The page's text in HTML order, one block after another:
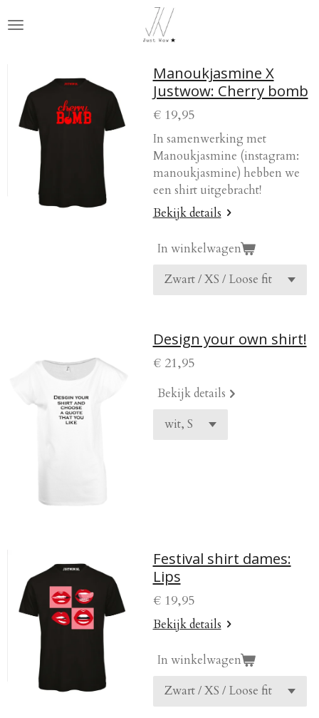
direct
hoofdinhoud
Manoukjasmine X
Justwow: Cherry bomb
€ 19,95
In samenwerking met
Manoukjasmine (instagram:
manoukjasmine) hebben we
een shirt uitgebracht!
Bekijk details
In winkelwagen
Design your own shirt!
€ 21,95
Bekijk details
Festival shirt dames:
Lips
€ 19,95
Bekijk details
In winkelwagen